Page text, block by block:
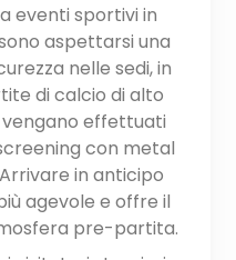
eventi sportivi in
aspettarsi una
nelle sedi, in
di calcio di alto
effettuati
con metal
in anticipo
agevole e offre il
pre-partita.